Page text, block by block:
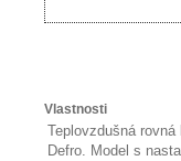
Vlastnosti
Teplovzdušná
Defro. Model s